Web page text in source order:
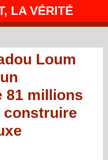
LA VÉRITÉ
Loum
81 millions
construire